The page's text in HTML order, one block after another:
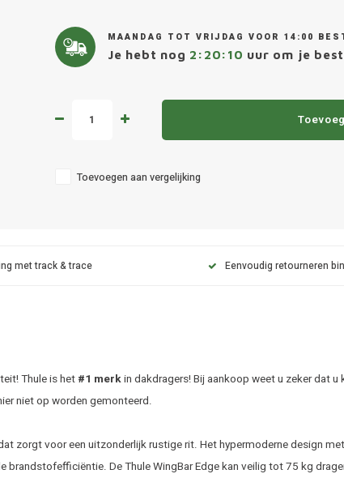
MAANDAG TOT VRIJDAG VOOR 14:00
Je hebt nog 2:20:09 uur om je
Toevoegen aan vergelijking
met track & trace Eenvoudig retourneren
Thule is het#1 merkin dakdragers! Bij aankoop weet u zeker dat
niet op worden gemonteerd.
zorgt voor een uitzonderlijk rustige rit. Het hypermoderne design
De Thule WingBar Edge kan veilig tot 75 kg